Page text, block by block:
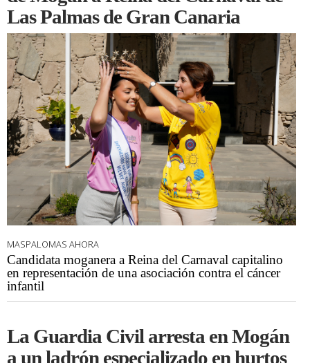
Las Palmas de Gran Canaria
MASPALOMAS AHORA
Candidata moganera a Reina del Carnaval capitalino
en representación de una asociación contra el cáncer
infantil
La Guardia Civil arresta en Mogán
a un ladrón especializado en hurtos